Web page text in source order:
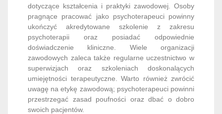
dotyczące kształcenia i praktyki zawodowej. Osoby
pragnące pracować jako psychoterapeuci powinny
ukończyć akredytowane szkolenie z zakresu
psychoterapii oraz posiadać odpowiednie
doświadczenie kliniczne. Wiele organizacji
zawodowych zaleca także regularne uczestnictwo w
superwizjach oraz szkoleniach doskonalących
umiejętności terapeutyczne. Warto również zwrócić
uwagę na etykę zawodową; psychoterapeuci powinni
przestrzegać zasad poufności oraz dbać o dobro
swoich pacjentów.